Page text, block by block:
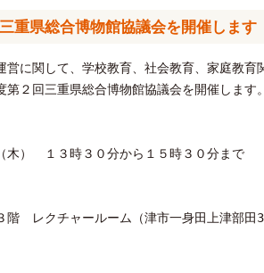
重県総合博物館協議会を開催します
に関して、学校教育、社会教育、家庭教育
２回三重県総合博物館協議会を開催します。
） １３時３０分から１５時３０分まで
レクチャールーム（津市一身田上津部田